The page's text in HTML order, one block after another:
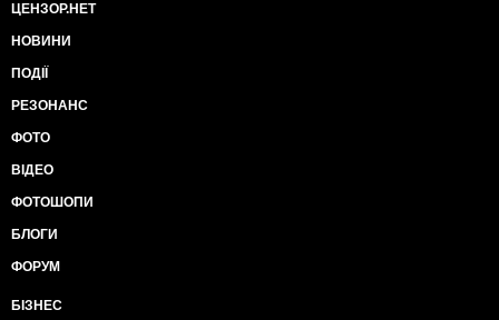
ЦЕНЗОР.НЕТ
НОВИНИ
ПОДІЇ
РЕЗОНАНС
ФОТО
ВІДЕО
ФОТОШОПИ
БЛОГИ
ФОРУМ
БІЗНЕС